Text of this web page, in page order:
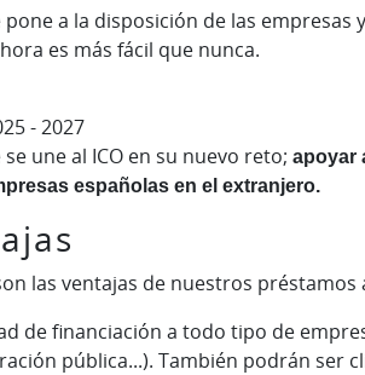
pone a la disposición de las
es más fácil que nunca.
- 2027
se une al ICO en su nuevo reto;apoyar
españolas en el extranjero.
las ventajas de nuestros préstamos
de financiación a todo tipo de
pública...). También podrán ser